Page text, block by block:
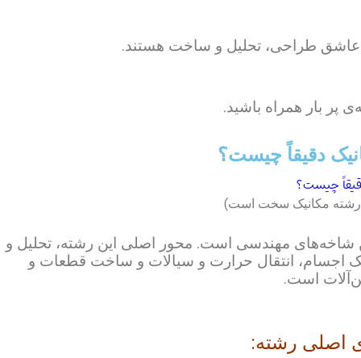
عاشق طراحی، تحلیل و ساخت هستند.
پر بار همراه باشید.
دقیقاً چیست؟
رشته مکانیک سخت است)
شاخه‌های مهندسی است. محور اصلی این رشته، تحلیل و
اجسام، انتقال حرارت و سیالات و ساخت قطعات و
است.
اصلی رشته: